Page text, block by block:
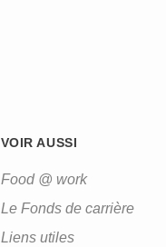
VOIR AUSSI
Food @ work
Le Fonds de carrière
Liens utiles